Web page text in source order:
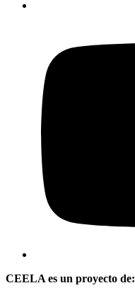
CEELA es un proyecto de: